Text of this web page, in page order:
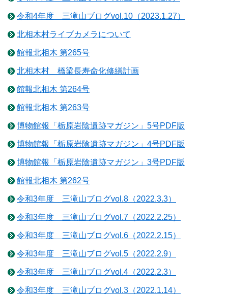
令和4年度 三滝山ブログvol.10（2023.1.27）
北相木村ライブカメラについて
館報北相木 第265号
北相木村 橋梁長寿命化修繕計画
館報北相木 第264号
館報北相木 第263号
博物館報「栃原岩陰遺跡マガジン」5号PDF版
博物館報「栃原岩陰遺跡マガジン」4号PDF版
博物館報「栃原岩陰遺跡マガジン」3号PDF版
館報北相木 第262号
令和3年度 三滝山ブログvol.8（2022.3.3）
令和3年度 三滝山ブログvol.7（2022.2.25）
令和3年度 三滝山ブログvol.6（2022.2.15）
令和3年度 三滝山ブログvol.5（2022.2.9）
令和3年度 三滝山ブログvol.4（2022.2.3）
令和3年度 三滝山ブログvol.3（2022.1.14）